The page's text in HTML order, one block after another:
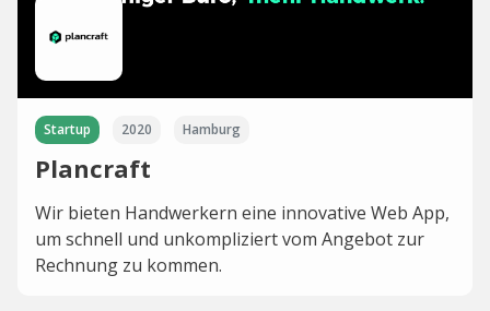
Startup 2020 Hamburg
Plancraft
Wir bieten Handwerkern eine innovative Web App,
um schnell und unkompliziert vom Angebot zur
Rechnung zu kommen.